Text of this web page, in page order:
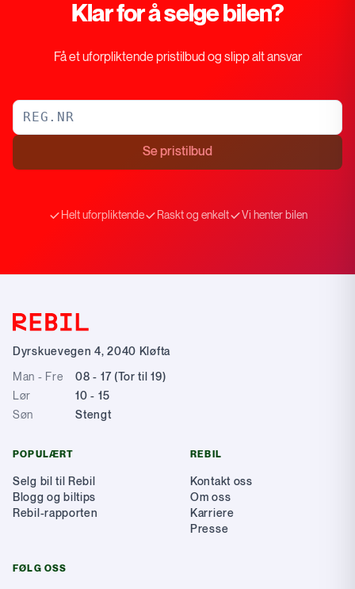
Klar for å selge bilen?
Få et uforpliktende pristilbud og slipp alt ansvar
Se pristilbud
Helt uforpliktende Raskt og enkelt Vi henter bilen
Dyrskuevegen 4,2040 Kløfta
Man - Fre
08 - 17 (Tor til 19)
Lør
10 - 15
Søn
Stengt
POPULÆRT
Selg bil til Rebil
Blogg og biltips
Rebil-rapporten
REBIL
Kontakt oss
Om oss
Karriere
Presse
FØLG OSS